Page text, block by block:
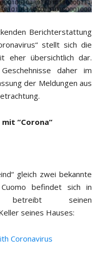
Berichterstattung
stellt sich die
eher übersichtlich dar.
daher im
der Meldungen aus
“Corona“
gleich zwei bekannte
Cuomo befindet sich in
betreibt seinen
seines Hauses:
Coronavirus